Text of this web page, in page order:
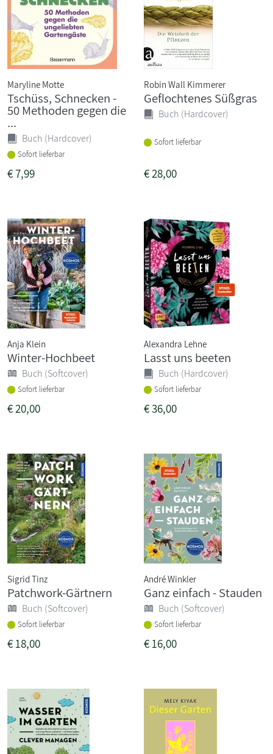
Maryline Motte
Tschüss, Schnecken -
50 Methoden gegen die
...
Buch (Hardcover)
Sofort lieferbar
€7,99
Robin Wall Kimmerer
Geflochtenes Süßgras
Buch (Hardcover)
Sofort lieferbar
€28,00
Anja Klein
Winter-Hochbeet
Buch (Softcover)
Sofort lieferbar
€20,00
Alexandra Lehne
Lasst uns beeten
Buch (Hardcover)
Sofort lieferbar
€36,00
Sigrid Tinz
Patchwork-Gärtnern
Buch (Softcover)
Sofort lieferbar
€18,00
André Winkler
Ganz einfach - Stauden
Buch (Softcover)
Sofort lieferbar
€16,00